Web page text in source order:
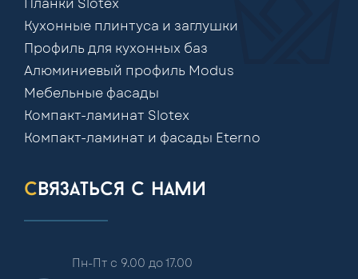
Планки Slotex
Кухонные плинтуса и заглушки
Профиль для кухонных баз
Алюминиевый профиль Modus
Мебельные фасады
Компакт-ламинат Slotex
Компакт-ламинат и фасады Eterno
связаться с нами
Пн-Пт с 9.00 до 17.00